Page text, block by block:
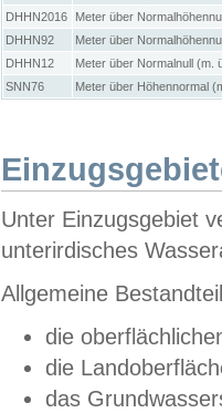
DHHN2016
Meter über
DHHN92
Meter über
DHHN12
Meter über Normalnull (m.
SNN76
Meter über Höhennormal
Unter Einzugsgebiet
unterirdisches
Allgemeine
die
die
das